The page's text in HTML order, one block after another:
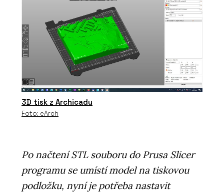
3D tisk z Archicadu
Foto: eArch
Po načtení STL souboru do Prusa Slicer
programu se umístí model na tiskovou
podložku, nyní je potřeba nastavit